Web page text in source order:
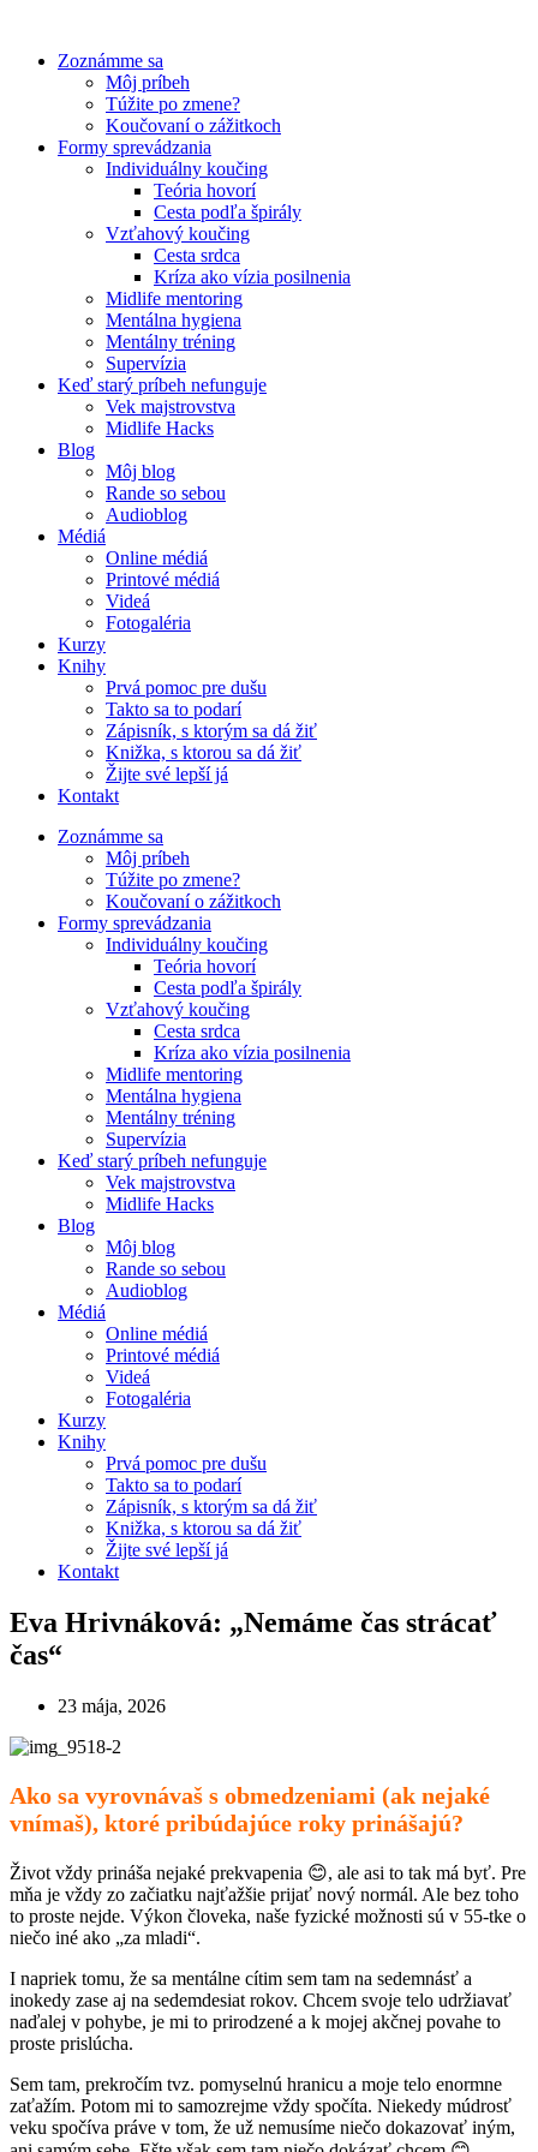
obsah
Zoznámme sa
Môj príbeh
Túžite po zmene?
Koučovaní o zážitkoch
Formy sprevádzania
Individuálny koučing
Teória hovorí
Cesta podľa špirály
Vzťahový koučing
Cesta srdca
Kríza ako vízia posilnenia
Midlife mentoring
Mentálna hygiena
Mentálny tréning
Supervízia
Keď starý príbeh nefunguje
Vek majstrovstva
Midlife Hacks
Blog
Môj blog
Rande so sebou
Audioblog
Médiá
Online médiá
Printové médiá
Videá
Fotogaléria
Kurzy
Knihy
Prvá pomoc pre dušu
Takto sa to podarí
Zápisník, s ktorým sa dá žiť
Knižka, s ktorou sa dá žiť
Žijte své lepší já
Kontakt
Zoznámme sa
Môj príbeh
Túžite po zmene?
Koučovaní o zážitkoch
Formy sprevádzania
Individuálny koučing
Teória hovorí
Cesta podľa špirály
Vzťahový koučing
Cesta srdca
Kríza ako vízia posilnenia
Midlife mentoring
Mentálna hygiena
Mentálny tréning
Supervízia
Keď starý príbeh nefunguje
Vek majstrovstva
Midlife Hacks
Blog
Môj blog
Rande so sebou
Audioblog
Médiá
Online médiá
Printové médiá
Videá
Fotogaléria
Kurzy
Knihy
Prvá pomoc pre dušu
Takto sa to podarí
Zápisník, s ktorým sa dá žiť
Knižka, s ktorou sa dá žiť
Žijte své lepší já
Kontakt
Eva Hrivnáková: „Nemáme čas strácať
čas“
23 mája, 2026
Ako sa vyrovnávaš s obmedzeniami (ak nejaké
vnímaš), ktoré pribúdajúce roky prinášajú?
Život vždy prináša nejaké prekvapenia 😊, ale asi to tak má byť. Pre
mňa je vždy zo začiatku najťažšie prijať nový normál. Ale bez toho
to proste nejde. Výkon človeka, naše fyzické možnosti sú v 55-tke o
niečo iné ako „za mladi“.
I napriek tomu, že sa mentálne cítim sem tam na sedemnásť a
inokedy zase aj na sedemdesiat rokov. Chcem svoje telo udržiavať
naďalej v pohybe, je mi to prirodzené a k mojej akčnej povahe to
proste prislúcha.
Sem tam, prekročím tvz. pomyselnú hranicu a moje telo enormne
zaťažím. Potom mi to samozrejme vždy spočíta. Niekedy múdrosť
veku spočíva práve v tom, že už nemusíme niečo dokazovať iným,